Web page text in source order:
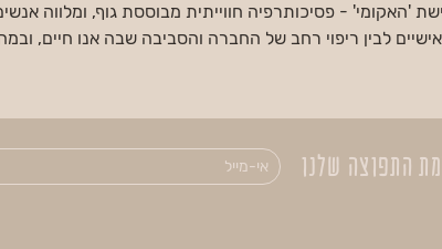
'האקומי' - פסיכותרפיה חווייתית מבוססת גוף, ומלווה
לבין ריפוי רחב של החברה והסביבה שבה אנו חיים,
התפוצה שלנו